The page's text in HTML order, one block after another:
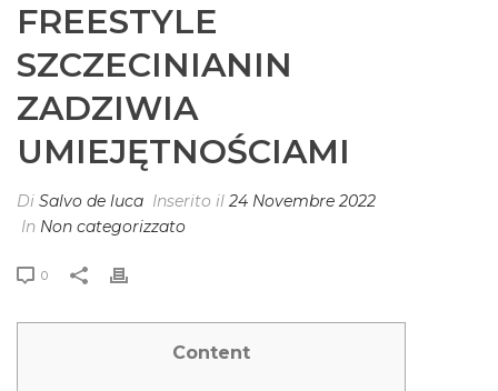
FREESTYLE
SZCZECINIANIN
ZADZIWIA
UMIEJĘTNOŚCIAMI
Di Salvo de luca Inserito il 24 Novembre 2022
In Non categorizzato
0
Content